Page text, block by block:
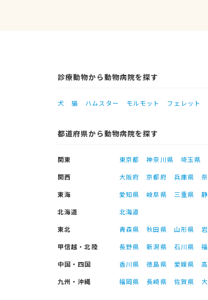
診療動物から動物病院を探す
犬 猫 ハムスター モルモット フェレット
都道府県から動物病院を探す
関東 東京都 神奈川県 埼玉県
関西
大阪府 京都府 兵庫県
東海
愛知県 岐阜県 三重県
北海道
北海道
東北
青森県 秋田県 山形県
甲信越・北陸
長野県 新潟県 石川県
中国・四国
香川県 徳島県 愛媛県
九州・沖縄
福岡県 長崎県 佐賀県